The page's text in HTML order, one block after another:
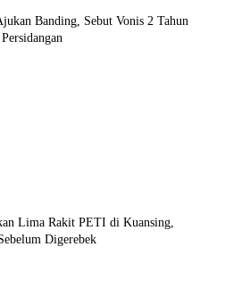
Banding, Sebut Vonis 2 Tahun
Lima Rakit PETI di Kuansing,
Digerebek